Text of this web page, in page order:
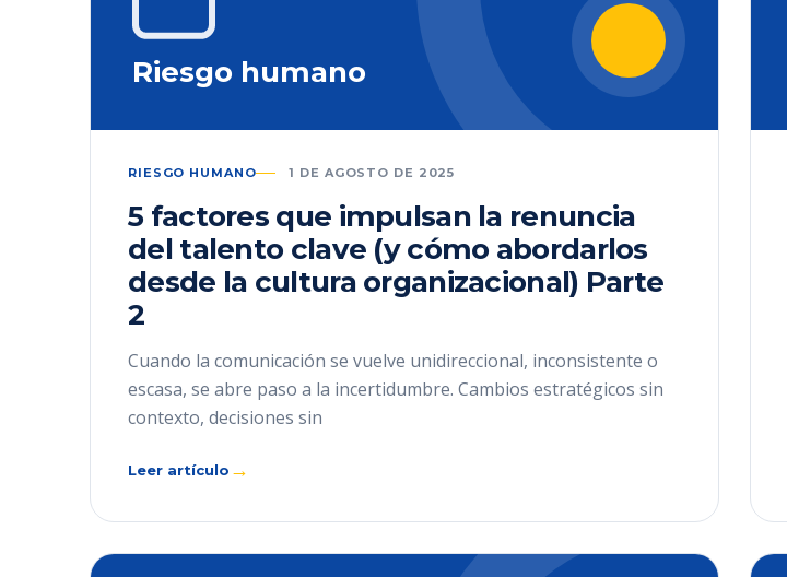
Riesgo humano
RIESGO HUMANO 1 DE AGOSTO DE 2025
5 factores que impulsan la renuncia
del talento clave (y cómo abordarlos
desde la cultura organizacional) Parte
2
Cuando la comunicación se vuelve unidireccional, inconsistente o
escasa, se abre paso a la incertidumbre. Cambios estratégicos sin
contexto, decisiones sin
Leer artículo →